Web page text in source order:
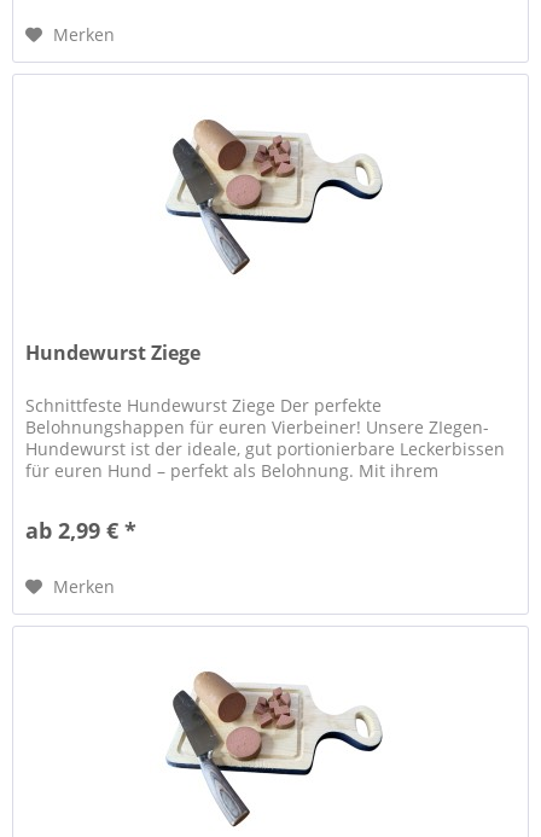
Merken
Hundewurst Ziege
Schnittfeste Hundewurst Ziege Der perfekte
Belohnungshappen für euren Vierbeiner! Unsere ZIegen-
Hundewurst ist der ideale, gut portionierbare Leckerbissen
für euren Hund – perfekt als Belohnung. Mit ihrem
ab 2,99 € *
Merken